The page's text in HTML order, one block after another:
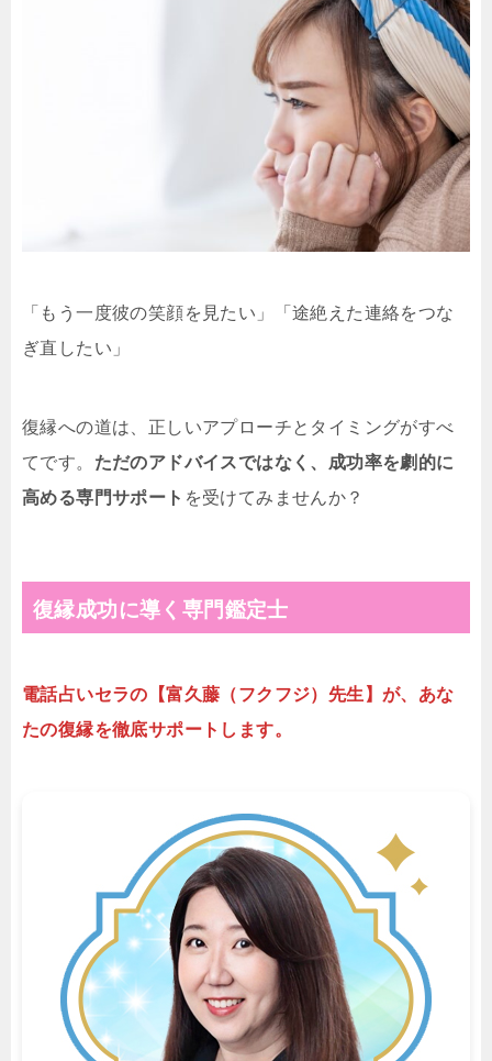
「もう一度彼の笑顔を見たい」「途絶えた連絡をつな
ぎ直したい」
復縁への道は、正しいアプローチとタイミングがすべ
てです。 ただのアドバイスではなく、成功率を劇的に
高める専門サポート を受けてみませんか？
復縁成功に導く専門鑑定士
電話占いセラの【富久藤（フクフジ）先生】が、あな
たの復縁を徹底サポートします。